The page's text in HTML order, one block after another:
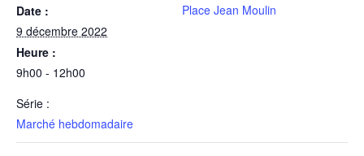
Date :
9 décembre 2022
Heure :
9h00 - 12h00
Série :
Marché hebdomadaire
Place Jean Moulin